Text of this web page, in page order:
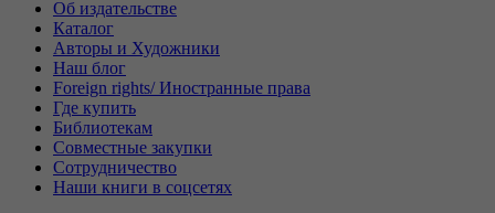
Об издательстве
Каталог
Авторы и Художники
Наш блог
Foreign rights/ Иностранные права
Где купить
Библиотекам
Совместные закупки
Сотрудничество
Наши книги в соцсетях